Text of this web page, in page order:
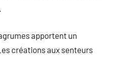
apportent un
créations aux senteurs